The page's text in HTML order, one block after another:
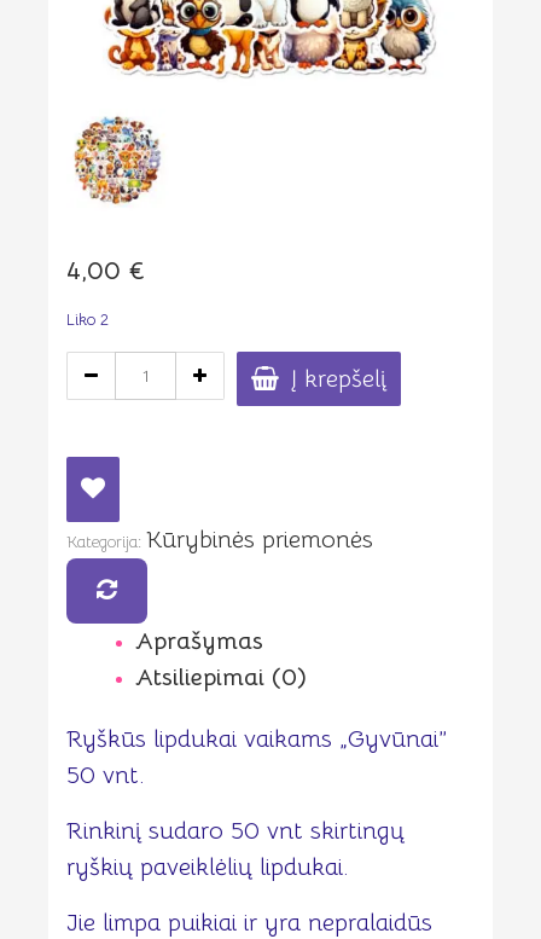
4,00 €
Liko 2
kiekis:
vaikams
50
vnt.
Į krepšelį
Kategorija: Kūrybinės priemonės
Aprašymas
Atsiliepimai (0)
Ryškūs lipdukai vaikams „Gyvūnai”
50 vnt.
Rinkinį sudaro 50 vnt skirtingų
ryškių paveiklėlių lipdukai.
Jie limpa puikiai ir yra nepralaidūs